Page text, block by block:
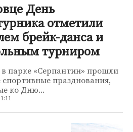
День
отметили
брейк-данса и
турниром
парке «Серпантин» прошли
празднования,
ко Дню...